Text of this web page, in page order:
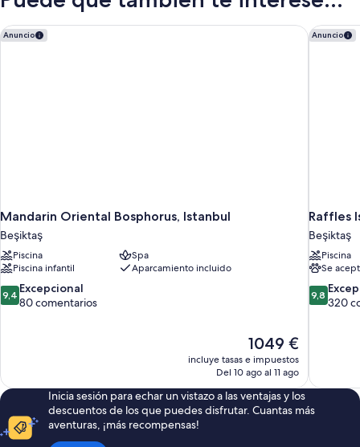
Anuncio
Mandarin Oriental Bosphorus, Istanbul
Beşiktaş
Piscina
Spa
Piscina infantil
Aparcamiento incluido
9.4
sobre
9,4 Excepcional
80 comentarios
El
precio
actual
de
1049 €
1049 €
incluye tasas e impuestos
Del 10 ago al 11 ago
Mandarin Oriental Bosphorus, Istanbul Anuncio
Raffles
Beşiktaş
Piscina
Se
9.8
sobre
9,8
320
Raffles
Inicia sesión para echar un vistazo a las ventajas y los
descuentos de los que puedes disfrutar. Cuantas más
aventuras, ¡más recompensas!